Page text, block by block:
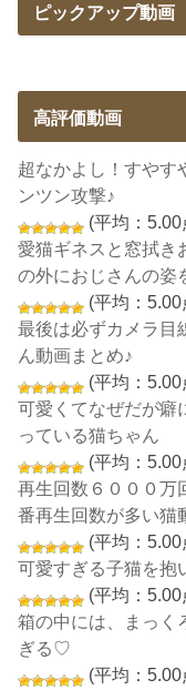
ピックアップ動画
高評価動画
超なかよし！すやす
ンツン攻撃♪
(平均：5.00
愛猫ギネスと窓拭き
の外におじさんの姿
(平均：5.00
最後は必ずカメラ目
ん動画まとめ♪
(平均：5.00
可愛くてなぜだが癖
っている猫ちゃん
(平均：5.00
再生回数６０００万
番再生回数が多い猫
(平均：5.00
可愛すぎる子猫を抱
(平均：5.00
箱の中には、まっく
ぎる♡
(平均：5.00